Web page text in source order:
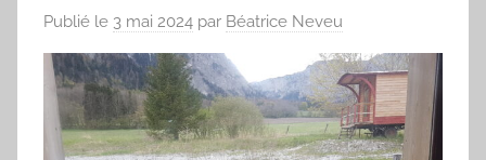
Publié le 3 mai 2024 par Béatrice Neveu